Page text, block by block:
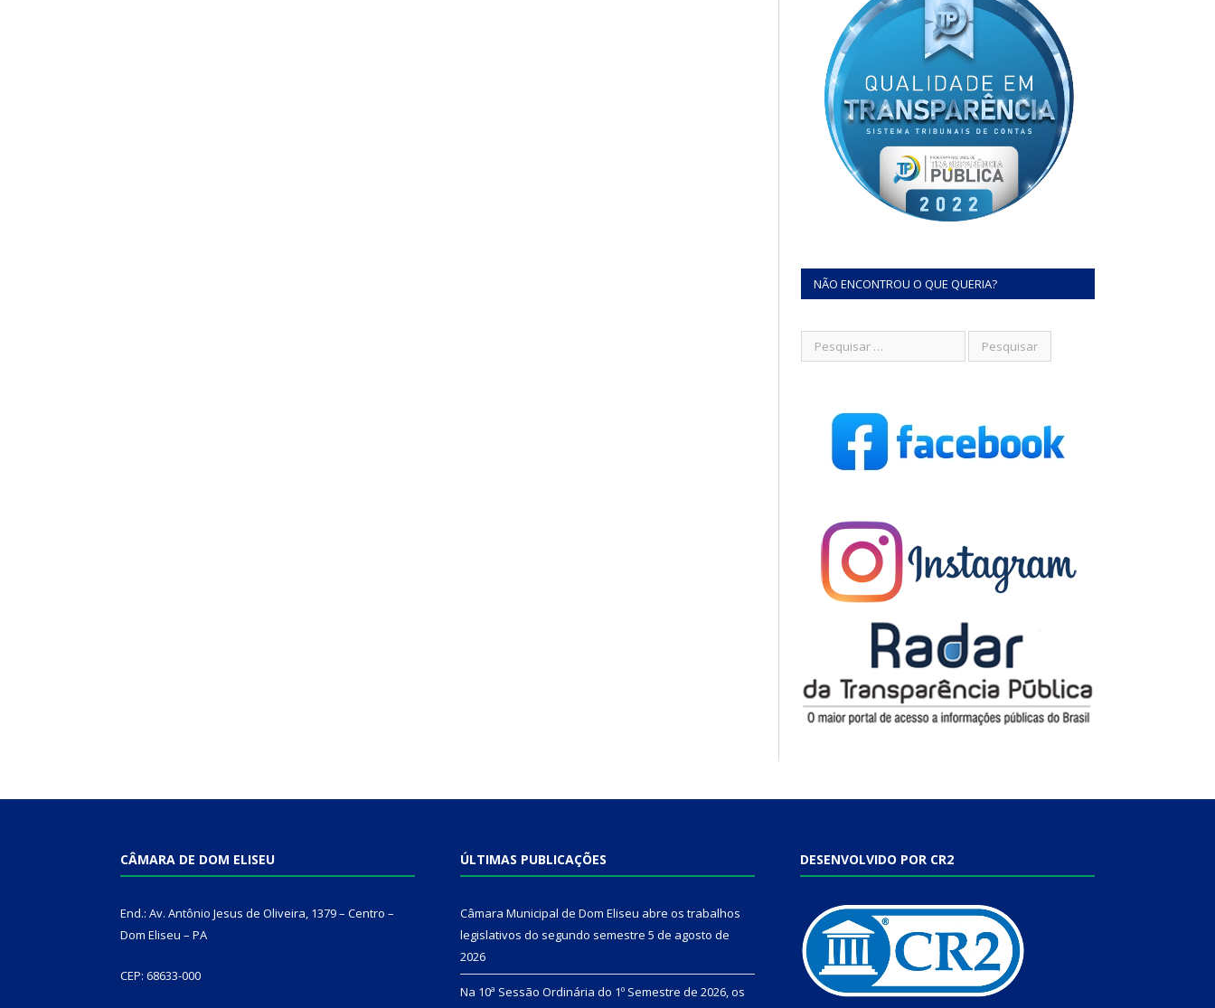
NÃO ENCONTROU O QUE QUERIA?
CÂMARA DE DOM ELISEU
End.: Av. Antônio Jesus de Oliveira, 1379 – Centro –
Dom Eliseu – PA
CEP: 68633-000
ÚLTIMAS PUBLICAÇÕES
Câmara Municipal de Dom Eliseu abre os trabalhos
legislativos do segundo semestre 5 de agosto de
2026
Na 10ª Sessão Ordinária do 1º Semestre de 2026, os
DESENVOLVIDO POR CR2